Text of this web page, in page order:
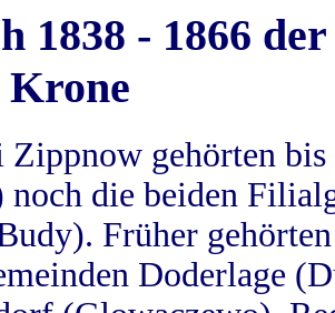
1838 - 1866
Krone
Zippnow gehörten
die beiden
Früher
Doderlage